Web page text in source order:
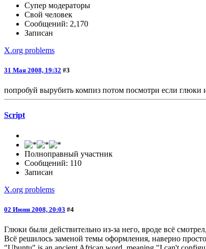
Супер модераторы
Свой человек
Сообщений: 2,170
Записан
X.org problems
31 Мая 2008, 19:32 #3
попробуй вырубить компиз потом посмотри если глюки
Script
Полноправный участник
Сообщений: 110
Записан
X.org problems
02 Июня 2008, 20:03 #4
Глюки были действительно из-за него, вроде всё
Всё решилось заменой темы оформления, наверно